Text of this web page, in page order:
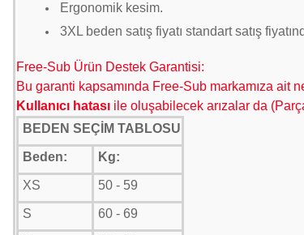
Ergonomik kesim.
3XL beden satış fiyatı standart satış
Free-Sub Ürün Destek Garantisi:
Bu garanti kapsamında Free-Sub markamıza ait
Kullanıcı hatası ile oluşabilecek arızalar da
BEDEN SEÇİM TABLOSU
Beden: Kg:
XS 50 - 59
S 60 - 69